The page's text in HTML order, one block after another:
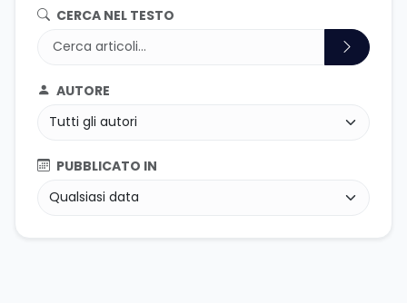
CERCA NEL TESTO
AUTORE
PUBBLICATO IN